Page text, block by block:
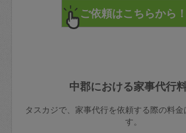
中郡における家事代行
タスカジで、家事代行を依頼する際の料金
す。